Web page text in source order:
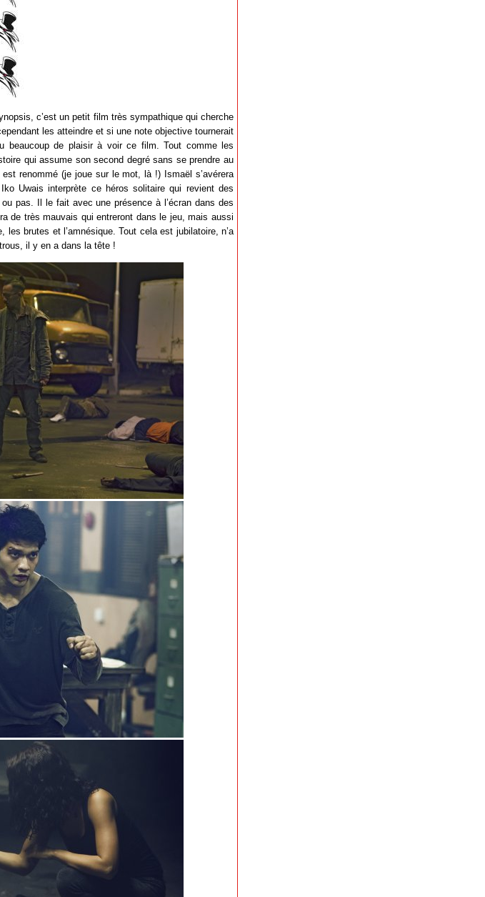
c’est un petit film très sympathique qui cherche
les atteindre et si une note objective tournerait
beaucoup de plaisir à voir ce film. Tout comme les
qui assume son second degré sans se prendre au
renommé (je joue sur le mot, là !) Ismaël s’avérera
Uwais interprète ce héros solitaire qui revient des
pas. Il le fait avec une présence à l’écran dans des
de très mauvais qui entreront dans le jeu, mais aussi
brutes et l’amnésique. Tout cela est jubilatoire, n’a
il y en a dans la tête !